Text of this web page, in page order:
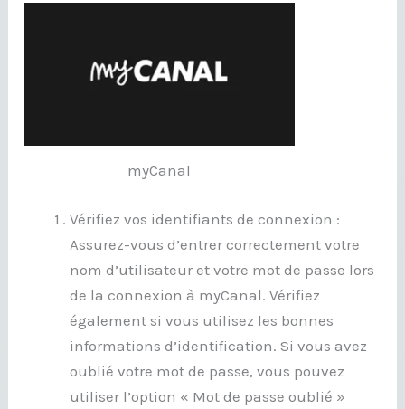
myCanal
Vérifiez vos identifiants de connexion :
Assurez-vous d’entrer correctement votre
nom d’utilisateur et votre mot de passe lors
de la connexion à myCanal. Vérifiez
également si vous utilisez les bonnes
informations d’identification. Si vous avez
oublié votre mot de passe, vous pouvez
utiliser l’option « Mot de passe oublié »